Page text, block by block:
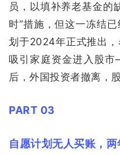
员，以填补养老基金的
时”措施，但这一冻结
划于2024年正式推出
吸引家庭资金进入股
后，外国投资者撤离，
PART 03
自愿计划无人买账，